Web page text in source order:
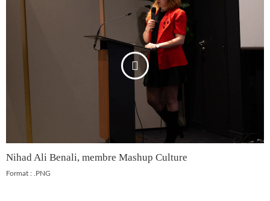
Nihad Ali Benali, membre Mashup Culture
Format : .PNG